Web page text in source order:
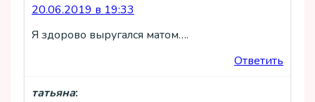
20.06.2019 в 19:33
Я здорово выругался матом….
Ответить
татьяна: